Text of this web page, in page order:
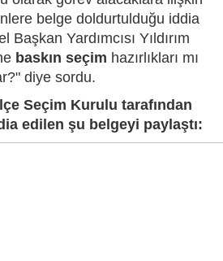
belge doldurtulduğu iddia
Yardımcısı Yıldırım
baskın seçim hazırlıkları mı
diye sordu.
Seçim Kurulu tarafından
edilen şu belgeyi paylaştı: